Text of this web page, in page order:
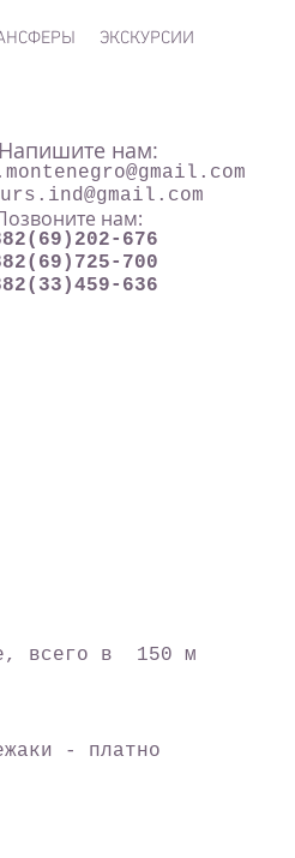
ЭКСКУРСИИ
Напишите нам:
нам:
676
700
636
всего в 150 м
- платно